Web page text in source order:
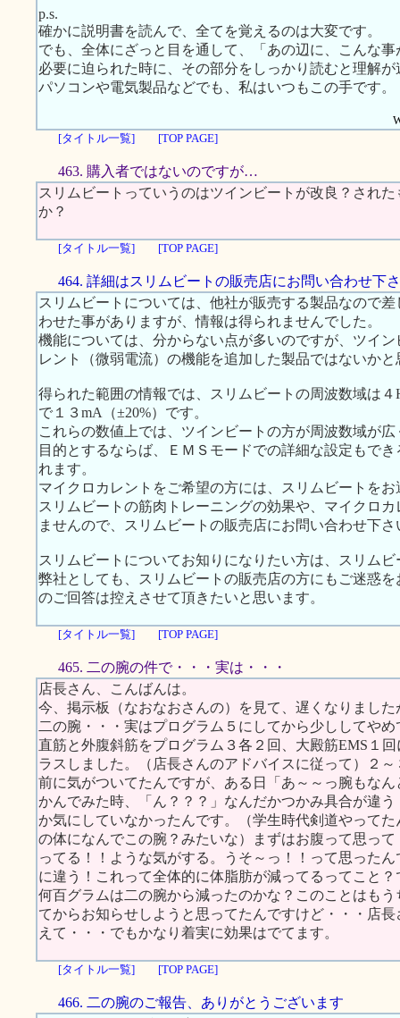
p.s.
確かに説明書を読んで、全てを覚えるのは大変です。
でも、全体にざっと目を通して、「あの辺に、こんな
必要に迫られた時に、その部分をしっかり読むと理解が
パソコンや電気製品などでも、私はいつもこの手です。
[タイトル一覧]
[TOP PAGE]
463. 購入者ではないのですが…
スリムビートっていうのはツインビートが改良？され
か？
[タイトル一覧] [TOP PAGE]
464. 詳細はスリムビートの販売店にお問い合わせ下
スリムビートについては、他社が販売する製品なので
わせた事がありますが、情報は得られませんでした。
機能については、分からない点が多いのですが、ツイ
レント（微弱電流）の機能を追加した製品ではないかと
得られた範囲の情報では、スリムビートの周波数域は
で１３mA（±20%）です。
これらの数値上では、ツインビートの方が周波数域が
目的とするならば、ＥＭＳモードでの詳細な設定もで
れます。
マイクロカレントをご希望の方には、スリムビートを
スリムビートの筋肉トレーニングの効果や、マイクロ
ませんので、スリムビートの販売店にお問い合わせ下さ
スリムビートについてお知りになりたい方は、スリム
弊社としても、スリムビートの販売店の方にもご迷惑
のご回答は控えさせて頂きたいと思います。
[タイトル一覧] [TOP PAGE]
465. 二の腕の件で・・・実は・・・
店長さん、こんばんは。
今、掲示板（なおなおさんの）を見て、遅くなりまし
二の腕・・・実はプログラム５にしてから少ししてや
直筋と外腹斜筋をプログラム３各２回、大殿筋EMS１
ラスしました。（店長さんのアドバイスに従って）２
前に気がついてたんですが、ある日「あ～～っ腕もな
かんでみた時、「ん？？？」なんだかつかみ具合が違
か気にしていなかったんです。（学生時代剣道やって
の体になんでこの腕？みたいな）まずはお腹って思っ
ってる！！ような気がする。うそ～っ！！って思った
に違う！これって全体的に体脂肪が減ってるってこと
何百グラムは二の腕から減ったのかな？このことはも
てからお知らせしようと思ってたんですけど・・・店
えて・・・でもかなり着実に効果はでてます。
[タイトル一覧] [TOP PAGE]
466. 二の腕のご報告、ありがとうございます